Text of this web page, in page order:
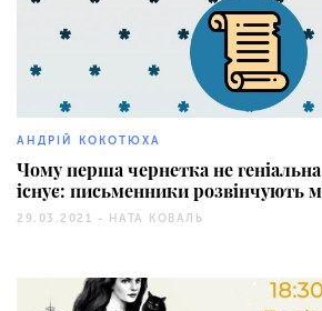
АНДРІЙ КОКОТЮХА
Чому перша чернетка не
існує: письменники розвінчують
29.03.2021 - НАТА КОВАЛЬ